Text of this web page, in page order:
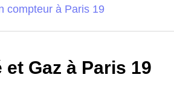
compteur à Paris 19
Gaz à Paris 19